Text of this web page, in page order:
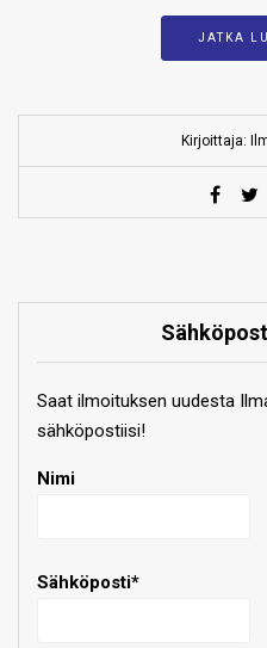
JATKA
Kirjoittaja:
Saat ilmoituksen uudesta
sähköpostiisi!
Nimi
Sähköposti*